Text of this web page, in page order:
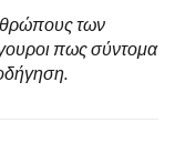
των
πως σύντομα